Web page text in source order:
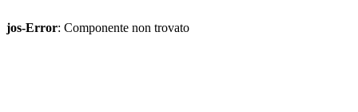
jos-Error: Componente non trovato